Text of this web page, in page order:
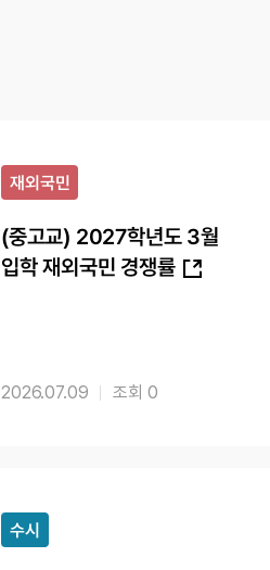
재외국민
(중고교) 2027학년도 3월
입학 재외국민 경쟁률
2026.07.09 0
수시